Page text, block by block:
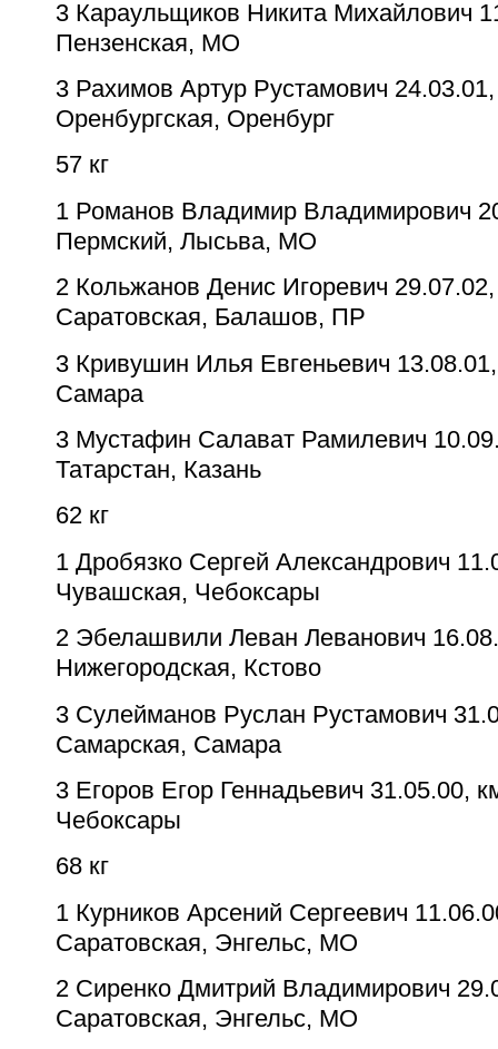
3 Караульщиков Никита Михайлович
Пензенская, МО
3 Рахимов Артур Рустамович
Оренбургская, Оренбург
57 кг
1 Романов Владимир Владимирович
Пермский, Лысьва, МО
2 Кольжанов Денис Игоревич
Саратовская, Балашов, ПР
3 Кривушин Илья Евгеньевич
Самара
3 Мустафин Салават Рамилевич
Татарстан, Казань
62 кг
1 Дробязко Сергей Александрович
Чувашская, Чебоксары
2 Эбелашвили Леван Леванович
Нижегородская, Кстово
3 Сулейманов Руслан Рустамович
Самарская, Самара
3 Егоров Егор Геннадьевич 31.05.00,
Чебоксары
68 кг
1 Курников Арсений Сергеевич
Саратовская, Энгельс, МО
2 Сиренко Дмитрий Владимирович
Саратовская, Энгельс, МО